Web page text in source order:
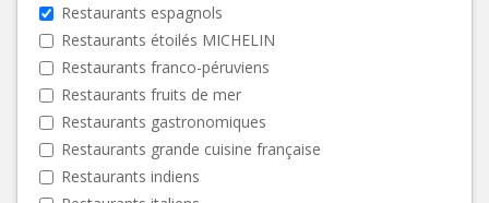
Restaurants espagnols
Restaurants étoilés MICHELIN
Restaurants franco-péruviens
Restaurants fruits de mer
Restaurants gastronomiques
Restaurants grande cuisine française
Restaurants indiens